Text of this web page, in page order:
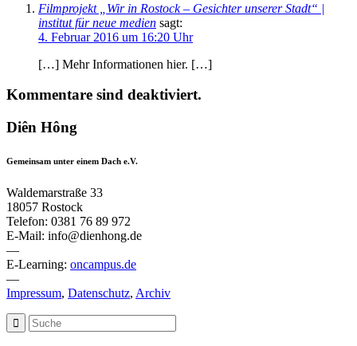
Filmprojekt „Wir in Rostock – Gesichter unserer Stadt“ |
institut für neue medien sagt:
4. Februar 2016 um 16:20 Uhr
[…] Mehr Informationen hier. […]
Kommentare sind deaktiviert.
Diên Hông
Gemeinsam unter einem Dach e.V.
Waldemarstraße 33
18057 Rostock
Telefon: 0381 76 89 972
E-Mail: info@dienhong.de
—
E-Learning: oncampus.de
—
Impressum, Datenschutz, Archiv